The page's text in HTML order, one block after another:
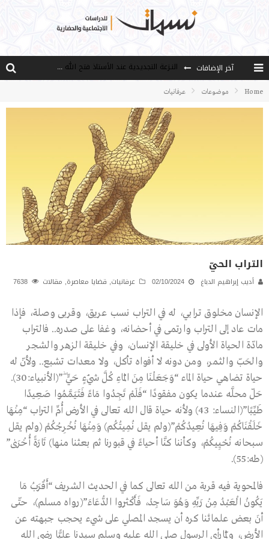
آخر الإضافات
من هو فتح الله كولن مؤسس حركة الخدمة؟
الأستاذ عالما عارفا حكيما
مصادر العلم وسببه
النـزعة التجديدية عند الأستاذ فتح الله كولن
Home موضوعات عرفانيات
التراب الحيّ
أديب إبراهيم الدباغ 02/10/2024 عرفانيات, قضايا معاصرة, مقالات
الإنسان مخلوق ترابي، له في التراب نسب عريق، وقربى وصلة، فإذا
مات عاد إلى التراب وارتمى في أحضانه، وغفا على صدره.. فالتراب
مادّة الحياة الأولى في خليقة الإنسان، وفي خليقة الزهر والشجر
والحَبّ والثمر، ومن دونه لا أفواه تأكل، ولا معدات تشبع.. ولأنّ له
حياة تضاهي حياة الماء “وَجَعَلْنَا مِنَ الْمَاءِ كُلَّ شَيْءٍ حَيٍّ ۖ”(الأنبياء:30).
حَلّ محلَّه عندما يكون مفقودًا “فَلَمْ تَجِدُوا مَاءً فَتَيَمَّمُوا صَعِيدًا
طَيِّبًا”(النساء: 43) ولأنه حياة قال الله تعالى في الأرض أُمِّ التراب “مِنْهَا
خَلَقْنَاكُمْ وَفِيهَا نُعِيدُكُمْ”(ولم يقل نُمِيتُكُم) وَمِنْهَا نُخْرِجُكُمْ (ولم يقل
سبحانه نُحْيِيكُمْ، وكأننا كنَّا أحياءً في قبورنا ثم بعثنا منها) تَارَةً أُخْرَىٰ”
(طه:55).
فالمحوية فيه قربة من الله تعالى كما في الحديث الشريف “أَقْرَبُ مَا
يَكُونُ الْعَبْدُ مِنْ رَبِّهِ وَهُوَ سَاجِدْ، فَأَكْثِروا الدُّعَاءَ”(رواه مسلم)، حتّى
أنَ بعض علمائنا كره أن يسجد المصلي على شيء يحجب جبهته عن
الأرض، ولَمّارأى الرسول صلى الله عليه وسلم سيدنا عليًّا رضي الله